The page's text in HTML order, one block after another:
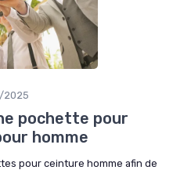
2025
pochette pour
homme
pour ceinture homme afin de